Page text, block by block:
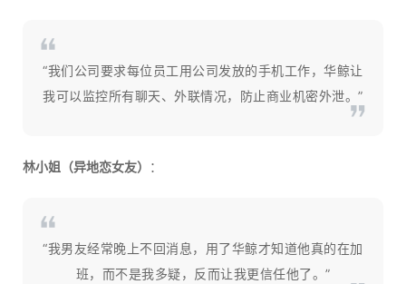
“我们公司要求每位员工用公司发放的手机工作，华鲸让
我可以监控所有聊天、外联情况，防止商业机密外泄。”
林小姐（异地恋女友） ：
“我男友经常晚上不回消息，用了华鲸才知道他真的在加
班，而不是我多疑，反而让我更信任他了。”